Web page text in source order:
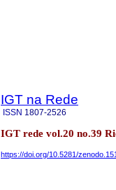
IGT na Rede
ISSN 1807-2526
IGT rede vol.20 no.39
https://doi.org/10.5281/